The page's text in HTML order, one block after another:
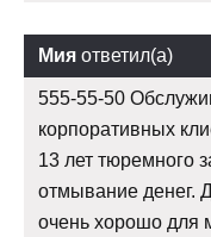
Мия ответил(а)
555-55-50
корпоративных
13 лет тюремного
отмывание денег.
очень хорошо для